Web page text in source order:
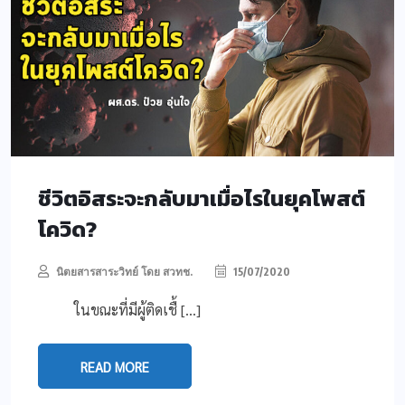
ชีวิตอิสระจะกลับมาเมื่อไรในยุคโพสต์
โควิด?
นิตยสารสาระวิทย์ โดย สวทช. 15/07/2020
ในขณะที่มีผู้ติดเชื้ […]
READ MORE